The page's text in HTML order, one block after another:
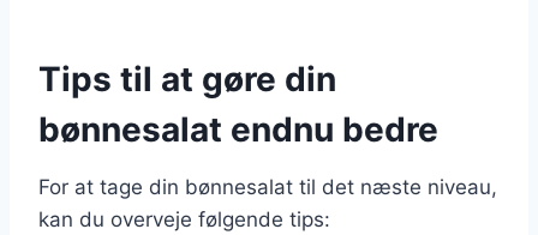
Tips til at gøre din
bønnesalat endnu bedre
For at tage din bønnesalat til det næste niveau,
kan du overveje følgende tips: